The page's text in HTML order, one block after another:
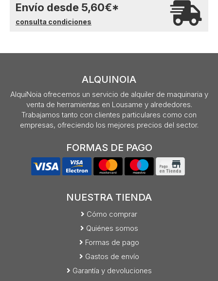
Envío desde 5,60€*
consulta condiciones
ALQUINOIA
AlquiNoia ofrecemos un servicio de alquiler de maquinaria y
venta de herramientas en Lousame y alrededores.
Trabajamos tanto con clientes particulares como con
empresas, ofreciendo los mejores precios del sector.
FORMAS DE PAGO
NUESTRA TIENDA
Cómo comprar
Quiénes somos
Formas de pago
Gastos de envío
Garantía y devoluciones